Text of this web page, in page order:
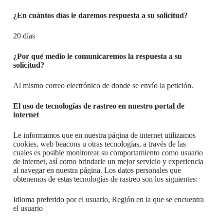
¿En cuántos días le daremos respuesta a su solicitud?
20 días
¿Por qué medio le comunicaremos la respuesta a su
solicitud?
Al mismo correo electrónico de donde se envío la petición.
El uso de tecnologías de rastreo en nuestro portal de
internet
Le informamos que en nuestra página de internet utilizamos
cookies, web beacons u otras tecnologías, a través de las
cuales es posible monitorear su comportamiento como usuario
de internet, así como brindarle un mejor servicio y experiencia
al navegar en nuestra página. Los datos personales que
obtenemos de estas tecnologías de rastreo son los siguientes:
Idioma preferido por el usuario, Región en la que se encuentra
el usuario